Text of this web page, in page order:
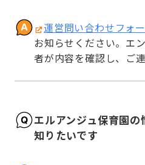
運営問い合わせフォ
お知らせください。エ
者が内容を確認し、ご
エルアンジュ保育園
知りたいです